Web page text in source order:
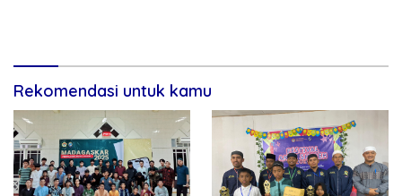
Rekomendasi untuk kamu